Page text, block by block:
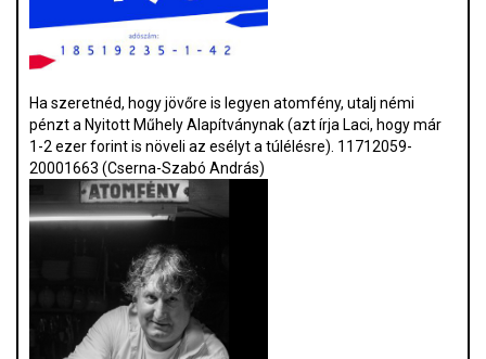
Ha szeretnéd, hogy jövőre is legyen atomfény, utalj némi
pénzt a Nyitott Műhely Alapítványnak (azt írja Laci, hogy már
1-2 ezer forint is növeli az esélyt a túlélésre). 11712059-
20001663 (Cserna-Szabó András)